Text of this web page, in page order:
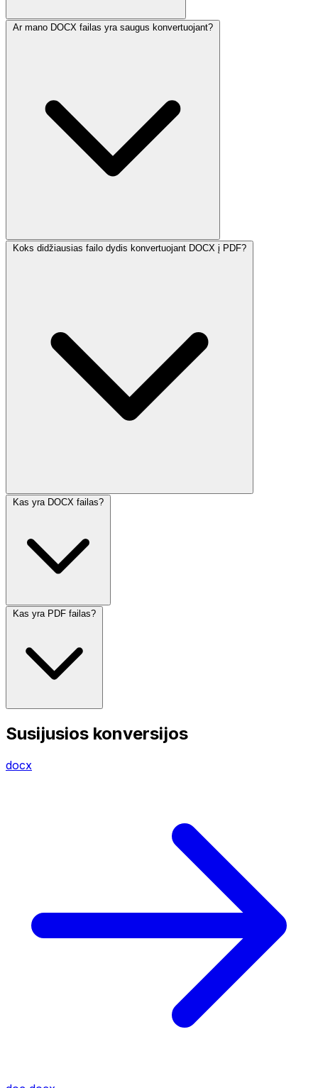
Ar mano DOCX failas yra saugus konvertuojant?
Koks didžiausias failo dydis konvertuojant DOCX į PDF?
Kas yra DOCX failas?
Kas yra PDF failas?
Susijusios konversijos
docx